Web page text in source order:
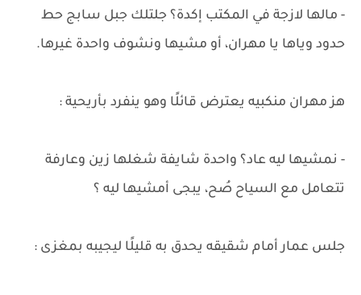
- مالها لازجة في المكتب إكدة؟ جلتلك جبل سابج حط
حدود وياها يا مهران، أو مشيها ونشوف واحدة غيرها.
هز مهران منكبيه يعترض قائلًا وهو ينفرد بأريحية :
- نمشيها ليه عاد؟ واحدة شايفة شغلها زين وعارفة
تتعامل مع السياح صُح، يبجى أمشيها ليه ؟
جلس عمار أمام شقيقه يحدق به قليلًا ليجيبه بمغزى :